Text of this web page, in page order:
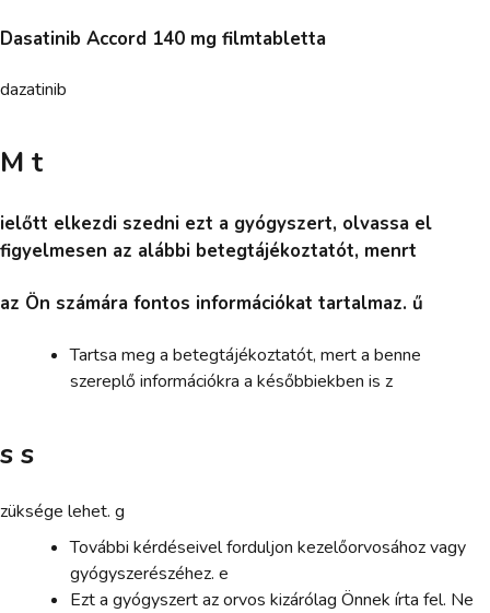
Dasatinib Accord 140 mg filmtabletta
dazatinib
M t
ielőtt elkezdi szedni ezt a gyógyszert, olvassa el
figyelmesen az alábbi betegtájékoztatót, menrt
az Ön számára fontos információkat tartalmaz. ű
Tartsa meg a betegtájékoztatót, mert a benne
szereplő információkra a későbbiekben is z
s s
züksége lehet. g
További kérdéseivel forduljon kezelőorvosához vagy
gyógyszerészéhez. e
Ezt a gyógyszert az orvos kizárólag Önnek írta fel. Ne